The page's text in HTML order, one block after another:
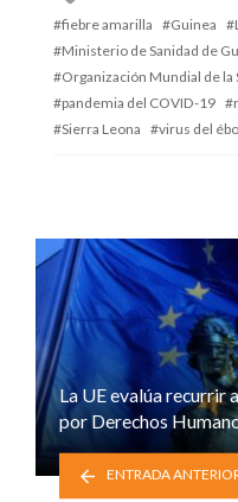
fiebre amarilla
Guinea
Ministerio de Sanidad de
Organización Mundial de la
pandemia del COVID-19
Sierra Leona
virus del
La UE evalúa recurrir
por Derechos
ENTRADA